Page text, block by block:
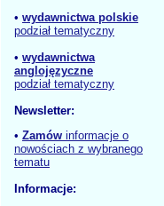
• wydawnictwa polskie
podział tematyczny
• wydawnictwa
anglojęzyczne
podział tematyczny
Newsletter:
• Zamów informacje o
nowościach z wybranego
tematu
Informacje: